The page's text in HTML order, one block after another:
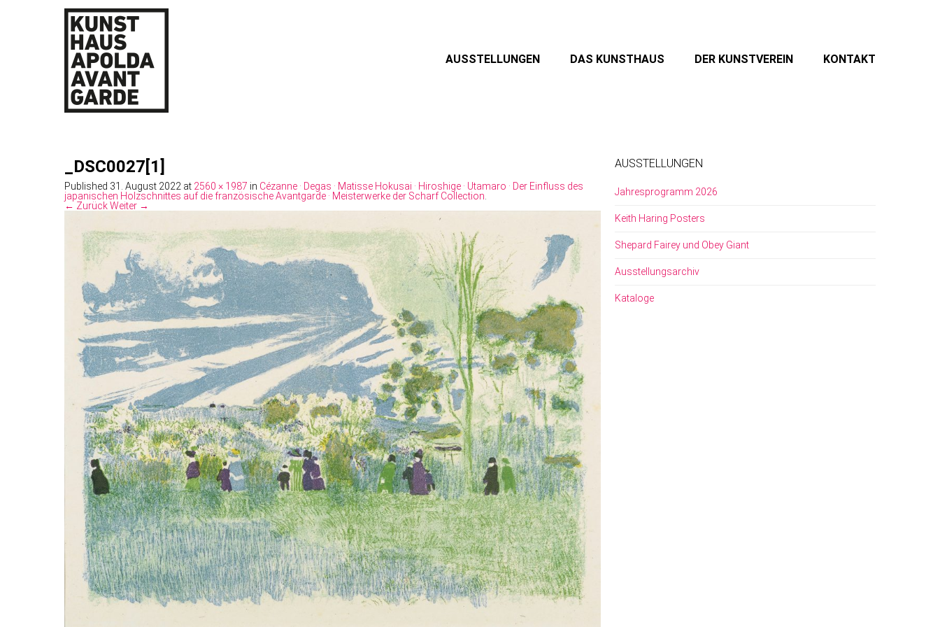
AUSSTELLUNGEN DAS KUNSTHAUS DER KUNSTVEREIN KONTAKT
_DSC0027[1]
Published 31. August 2022 at 2560 × 1987 in Cézanne · Degas · Matisse Hokusai · Hiroshige · Utamaro · Der Einfluss des
japanischen Holzschnittes auf die französische Avantgarde · Meisterwerke der Scharf Collection
← ZurückWeiter →
AUSSTELLUNGEN
Jahresprogramm 2026
Keith Haring Posters
Shepard Fairey und Obey Giant
Ausstellungsarchiv
Kataloge